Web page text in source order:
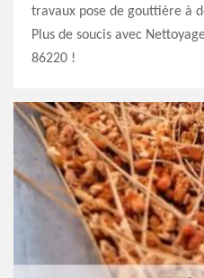
travaux pose de gouttière à
Plus de soucis avec
86220 !